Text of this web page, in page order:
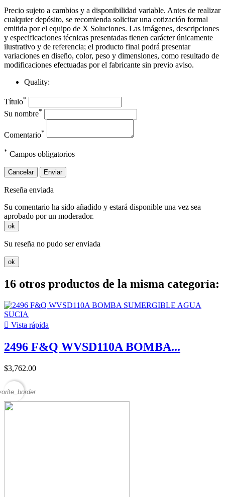
Precio sujeto a cambios y a disponibilidad variable. Antes de realizar
cualquier depósito, se recomienda solicitar una cotización formal
emitida por el equipo de X Soluciones. Las imágenes, descripciones
y especificaciones técnicas presentadas tienen carácter únicamente
ilustrativo y de referencia; el producto final podrá presentar
variaciones en diseño, color, peso y dimensiones, como resultado de
modificaciones efectuadas por el fabricante sin previo aviso.
Quality:
Título*
Su nombre*
Comentario*
* Campos obligatorios
Cancelar Enviar
Reseña enviada
Su comentario ha sido añadido y estará disponible una vez sea
aprobado por un moderador.
ok
Su reseña no pudo ser enviada
ok
16 otros productos de la misma categoría:
 Vista rápida
2496 F&Q WVSD110A BOMBA...
$3,762.00